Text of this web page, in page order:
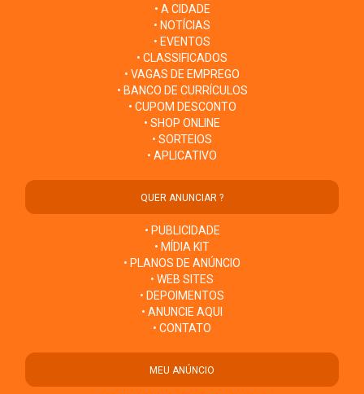
• A CIDADE
• NOTÍCIAS
• EVENTOS
• CLASSIFICADOS
• VAGAS DE EMPREGO
• BANCO DE CURRÍCULOS
• CUPOM DESCONTO
• SHOP ONLINE
• SORTEIOS
• APLICATIVO
QUER ANUNCIAR ?
• PUBLICIDADE
• MÍDIA KIT
• PLANOS DE ANÚNCIO
• WEB SITES
• DEPOIMENTOS
• ANUNCIE AQUI
• CONTATO
MEU ANÚNCIO